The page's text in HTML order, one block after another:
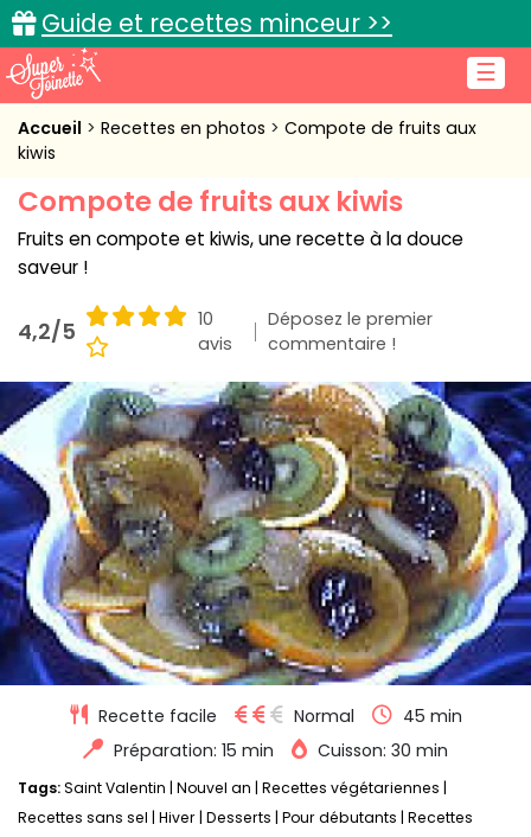
☰
Guide et recettes minceur >>
Accueil
Cuisine pratique
L'actu cuisine
Connexion
Accueil Recettes en photos
Compote de fruits aux
kiwis
Compote de fruits aux kiwis
Fruits en compote et kiwis, une recette à la douce
saveur !
4,2/5
10
avis
Déposez le premier
commentaire !
Recette facile Normal
45 min
Préparation: 15 min
Cuisson: 30 min
Tags:Saint Valentin Nouvel an Recettes végétariennes
Recettes sans sel Hiver Desserts Pour débutants Recettes